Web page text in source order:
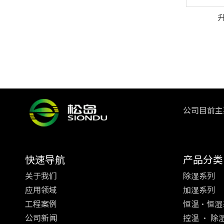
公司目前
快速导航
关于我们
应用领域
工程案例
公司新闻
产品分类
除湿系列
加湿系列
恒温·恒湿
控温 · 除